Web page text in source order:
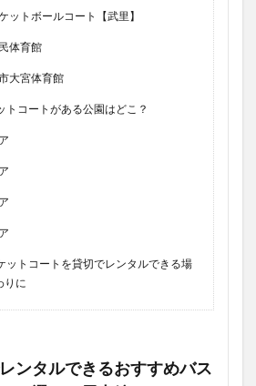
ットボールコート【武里】
体育館
大宮体育館
トコートがある公園はどこ？
ットコートを貸切でレンタルできる場
りに
ンタルできるおすすめバス